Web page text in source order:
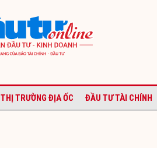
THỊ TRƯỜNG ĐỊA ỐC ĐẦU TƯ TÀI CHÍNH